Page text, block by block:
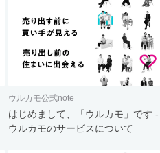
ウルカモ公式note
はじめまして、「ウルカモ」です -
ウルカモのサービスについて